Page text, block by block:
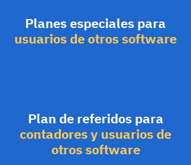
Planes especiales para
usuarios de otros software
Plan de referidos para
contadores y usuarios de
otros software